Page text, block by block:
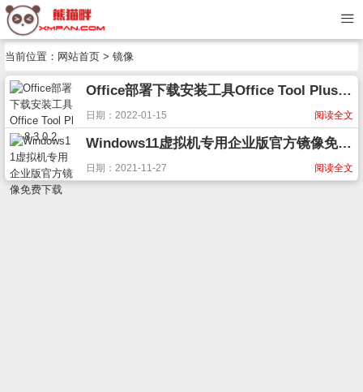
当前位置： 网站首页 > 镜像
Office部署下载安装工具Office Tool Plus 8.3.0.2
阅读全文
日期：2022-01-15
Windows11虚拟机专用企业版官方镜像免费下载
阅读全文
日期：2021-11-27